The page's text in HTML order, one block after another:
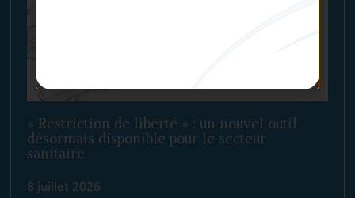
« Restriction de liberté » : un nouvel outil
désormais disponible pour le secteur
sanitaire
8 juillet 2026